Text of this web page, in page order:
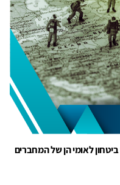
לאומי הן של המחברים